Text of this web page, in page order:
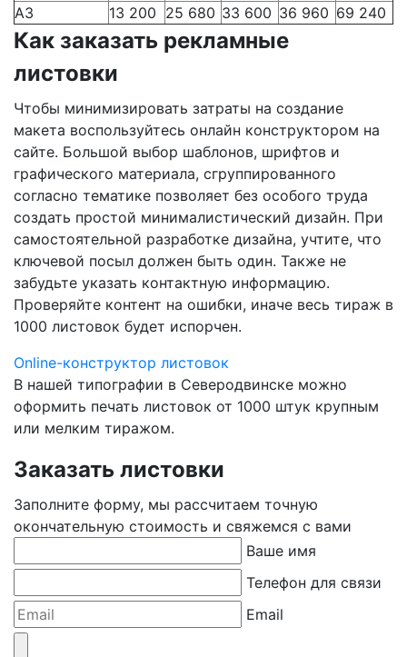
А3
13 200 25 680 33 600 36 960 69 240
Как заказать рекламные
листовки
Чтобы минимизировать затраты на создание
макета воспользуйтесь онлайн конструктором на
сайте. Большой выбор шаблонов, шрифтов и
графического материала, сгруппированного
согласно тематике позволяет без особого труда
создать простой минималистический дизайн. При
самостоятельной разработке дизайна, учтите, что
ключевой посыл должен быть один. Также не
забудьте указать контактную информацию.
Проверяйте контент на ошибки, иначе весь тираж в
1000 листовок будет испорчен.
Online-конструктор листовок
В нашей типографии в Северодвинске можно
оформить печать листовок от 1000 штук крупным
или мелким тиражом.
Заказать листовки
Заполните форму, мы рассчитаем точную
окончательную стоимость и свяжемся с вами
Ваше имя
Телефон для связи
Email